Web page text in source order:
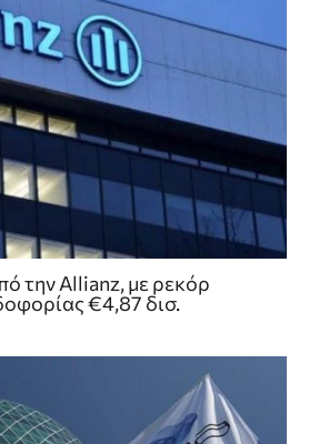
την Allianz, με ρεκόρ
€4,87 δισ.